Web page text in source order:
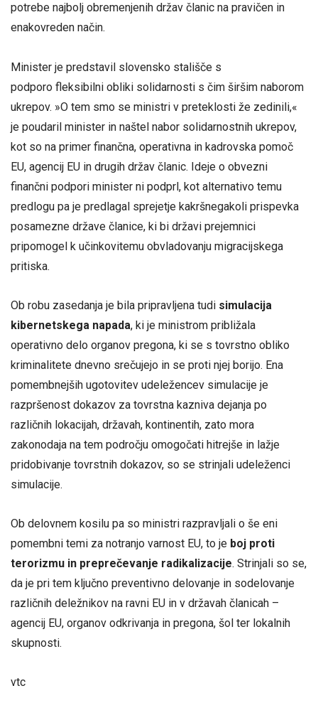
potrebe najbolj obremenjenih držav članic na pravičen in
enakovreden način.
Minister je predstavil slovensko stališče s
podporo fleksibilni obliki solidarnosti s čim širšim naborom
ukrepov. »O tem smo se ministri v preteklosti že zedinili,«
je poudaril minister in naštel nabor solidarnostnih ukrepov,
kot so na primer finančna, operativna in kadrovska pomoč
EU, agencij EU in drugih držav članic. Ideje o obvezni
finančni podpori minister ni podprl, kot alternativo temu
predlogu pa je predlagal sprejetje kakršnegakoli prispevka
posamezne države članice, ki bi državi prejemnici
pripomogel k učinkovitemu obvladovanju migracijskega
pritiska.
Ob robu zasedanja je bila pripravljena tudi simulacija
kibernetskega napada, ki je ministrom približala
operativno delo organov pregona, ki se s tovrstno obliko
kriminalitete dnevno srečujejo in se proti njej borijo. Ena
pomembnejših ugotovitev udeležencev simulacije je
razpršenost dokazov za tovrstna kazniva dejanja po
različnih lokacijah, državah, kontinentih, zato mora
zakonodaja na tem področju omogočati hitrejše in lažje
pridobivanje tovrstnih dokazov, so se strinjali udeleženci
simulacije.
Ob delovnem kosilu pa so ministri razpravljali o še eni
pomembni temi za notranjo varnost EU, to je boj proti
terorizmu in preprečevanje radikalizacije. Strinjali so se,
da je pri tem ključno preventivno delovanje in sodelovanje
različnih deležnikov na ravni EU in v državah članicah –
agencij EU, organov odkrivanja in pregona, šol ter lokalnih
skupnosti.
vtc